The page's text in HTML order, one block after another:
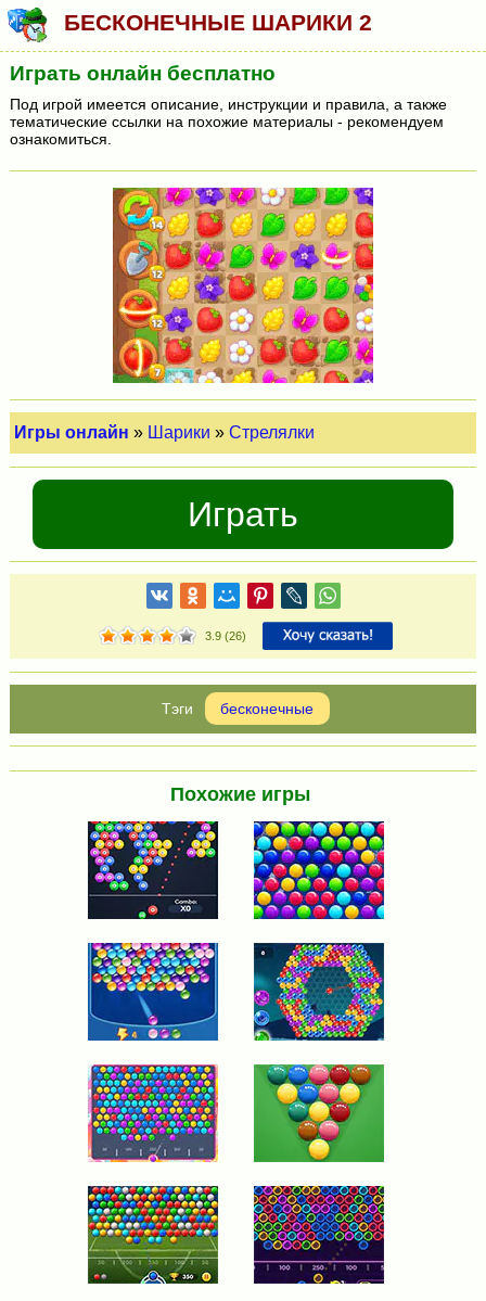
БЕСКОНЕЧНЫЕ ШАРИКИ 2
Играть онлайн бесплатно
Под игрой имеется описание, инструкции и правила, а также
тематические ссылки на похожие материалы - рекомендуем
ознакомиться.
Игры онлайн » Шарики »Стрелялки
Играть
3.9(26)
бесконечные
Похожие игры